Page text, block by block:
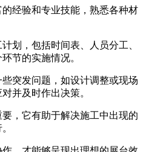
经验和专业技能，熟悉各种材
划，包括时间表、人员分工、
节的实施情况。
突发问题，如设计调整或现场
并及时作出决策。
，它有助于解决施工中出现的